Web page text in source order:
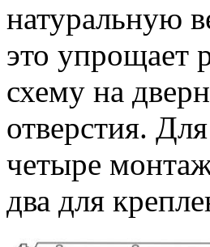
натуральную
это упрощает
схему на
отверстия.
четыре
два для